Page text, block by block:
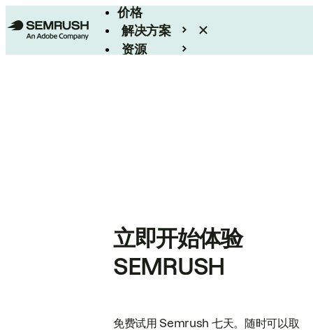
价格
解决方案
资源
立即开始体验
SEMRUSH
免费试用 Semrush 七天。随时可以取